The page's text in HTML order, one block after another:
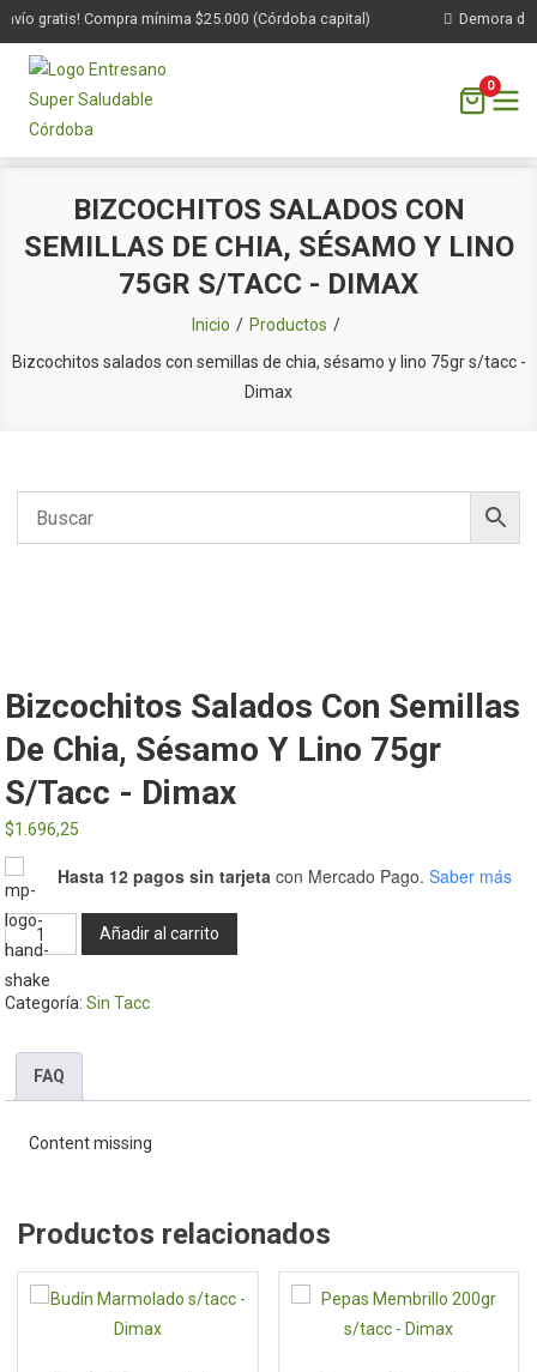
gratis! Compra mínima $25.000 (Córdoba capital) Demora de
contenido
0
BIZCOCHITOS SALADOS CON
SEMILLAS DE CHIA, SÉSAMO Y LINO
75GR S/TACC - DIMAX
Inicio
Productos
Bizcochitos salados con semillas de chia, sésamo y lino 75gr s/tacc -
Dimax
Bizcochitos Salados Con Semillas
De Chia, Sésamo Y Lino 75gr
S/tacc - Dimax
$1.696,25
Hasta 12 pagos sin tarjeta con Mercado Pago. Saber más
Bizcochitos
salados
con
semillas
chia,
sésamo
s/tacc
Dimax
Añadir al carrito
Categoría:Sin Tacc
FAQ
Content missing
Productos relacionados